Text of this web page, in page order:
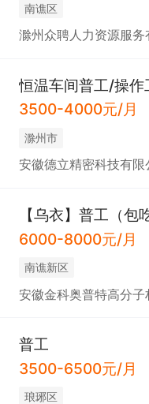
南谯区
滁州众聘人力资源服务
恒温车间普工/操作
3500-4000元/月
滁州市
安徽德立精密科技有限
【乌衣】普工（包
6000-8000元/月
南谯新区
安徽金科奥普特高分子
普工
3500-6500元/月
琅琊区